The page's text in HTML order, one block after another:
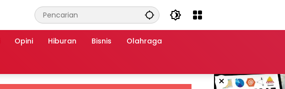
Opini Hiburan Bisnis Olahraga
×